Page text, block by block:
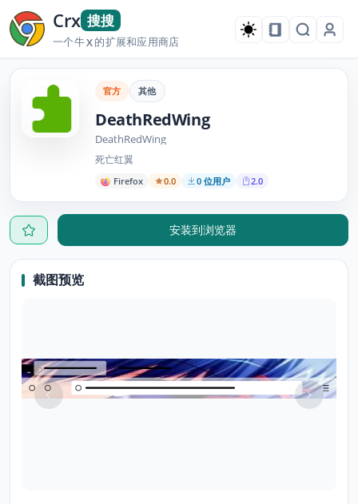
Crx 搜搜
一个牛X的扩展和应用商店
官方 其他
DeathRedWing
DeathRedWing
死亡红翼
Firefox 0.0 0 位用户 2.0
安装到浏览器
截图预览